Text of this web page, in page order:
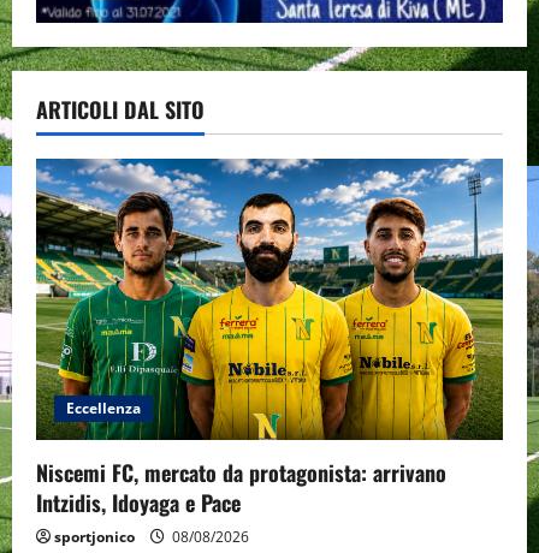
ARTICOLI DAL SITO
Eccellenza
Niscemi FC, mercato da protagonista: arrivano
Intzidis, Idoyaga e Pace
sportjonico 08/08/2026